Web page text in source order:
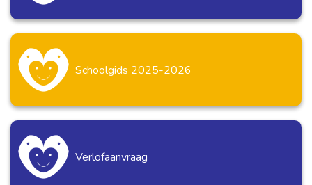
Schoolgids 2025-2026
Verlofaanvraag